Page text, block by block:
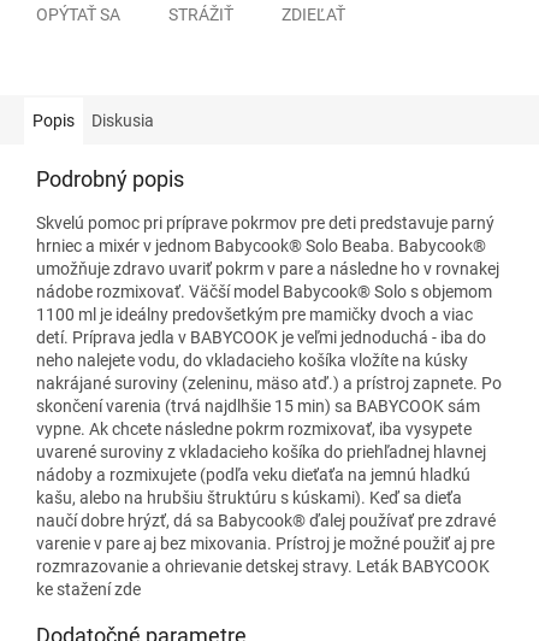
OPÝTAŤ SA STRÁŽIŤ ZDIEĽAŤ
Popis Diskusia
Podrobný popis
Skvelú pomoc pri príprave pokrmov pre deti predstavuje parný
hrniec a mixér v jednom Babycook® Solo Beaba. Babycook®
umožňuje zdravo uvariť pokrm v pare a následne ho v rovnakej
nádobe rozmixovať. Väčší model Babycook® Solo s objemom
1100 ml je ideálny predovšetkým pre mamičky dvoch a viac
detí. Príprava jedla v BABYCOOK je veľmi jednoduchá - iba do
neho nalejete vodu, do vkladacieho košíka vložíte na kúsky
nakrájané suroviny (zeleninu, mäso atď.) a prístroj zapnete. Po
skončení varenia (trvá najdlhšie 15 min) sa BABYCOOK sám
vypne. Ak chcete následne pokrm rozmixovať, iba vysypete
uvarené suroviny z vkladacieho košíka do priehľadnej hlavnej
nádoby a rozmixujete (podľa veku dieťaťa na jemnú hladkú
kašu, alebo na hrubšiu štruktúru s kúskami). Keď sa dieťa
naučí dobre hrýzť, dá sa Babycook® ďalej používať pre zdravé
varenie v pare aj bez mixovania. Prístroj je možné použiť aj pre
rozmrazovanie a ohrievanie detskej stravy. Leták BABYCOOK
ke stažení zde
Dodatočné parametre